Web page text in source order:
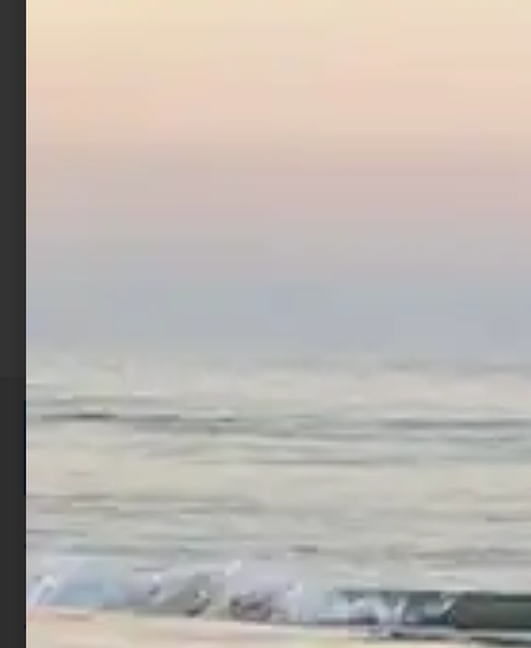
ISCRIVITI E RICEVI 3,50€ DI
SCONTO >
Per ogni acquisto accumuli ulteriori
punti;
Utilizza i punti per ricevere uno